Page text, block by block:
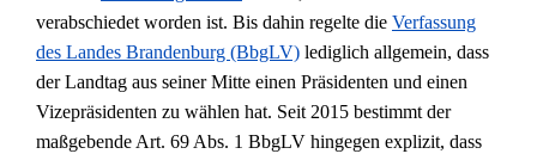
verabschiedet worden ist. Bis dahin regelte die Verfassung
des Landes Brandenburg (BbgLV)lediglich allgemein, dass
der Landtag aus seiner Mitte einen Präsidenten und einen
Vizepräsidenten zu wählen hat. Seit 2015 bestimmt der
maßgebende Art. 69 Abs. 1 BbgLV hingegen explizit, dass